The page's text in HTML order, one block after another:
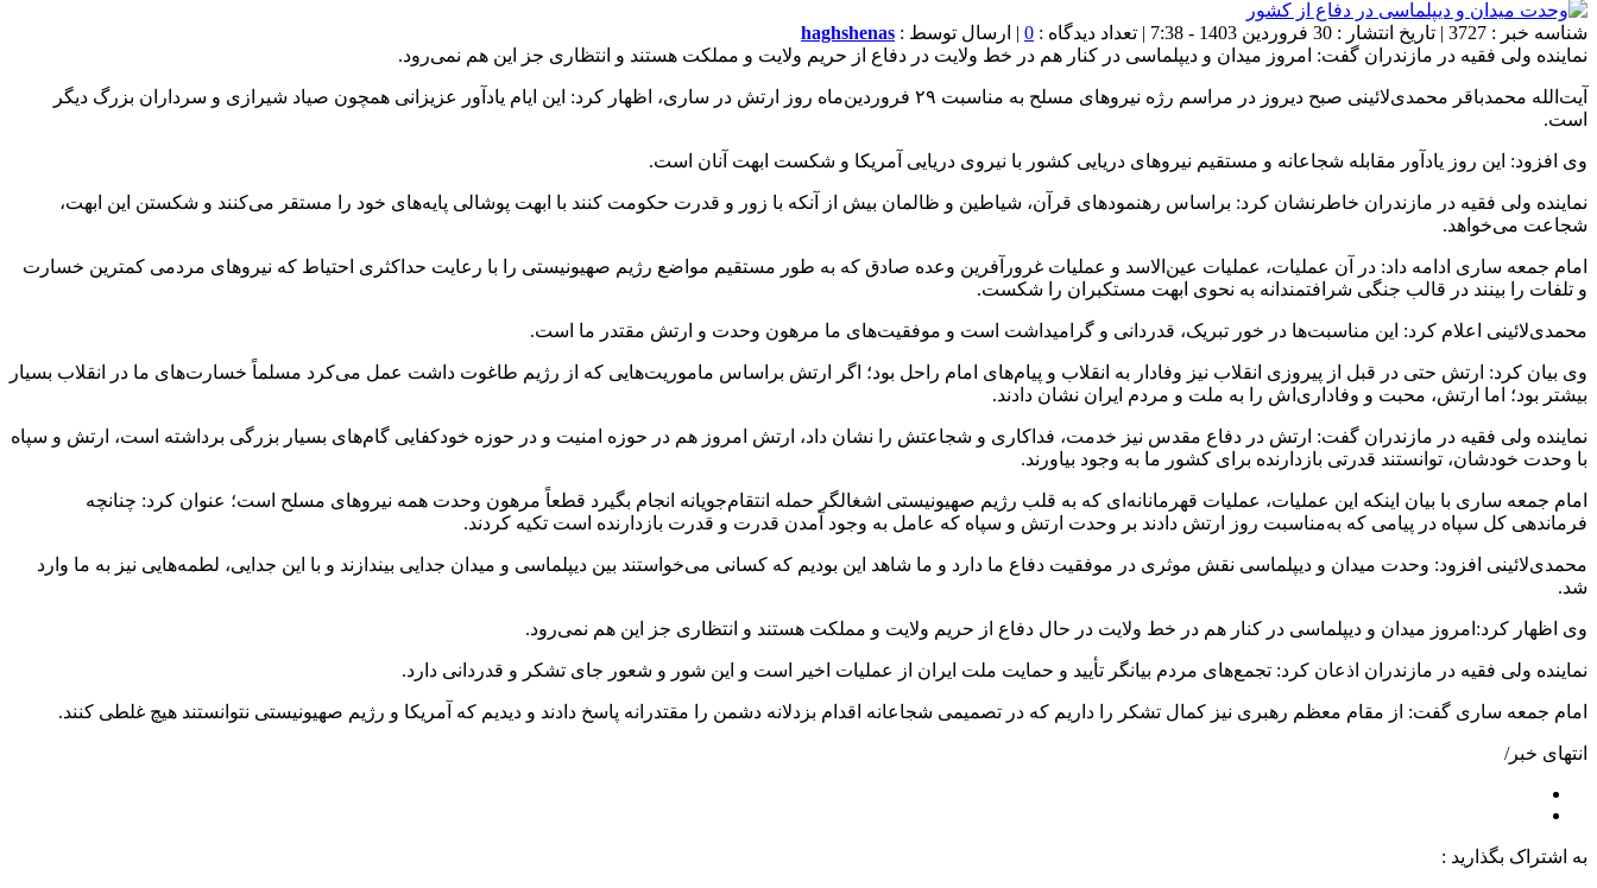
شناسه خبر : 3727 | تاریخ انتشار : 30 فروردین 1403 - 7:38 | تعداد دیدگاه : 0 | ارسال توسط : haghshenas
نماینده ولی‌ فقیه در مازندران گفت: امروز میدان و دیپلماسی در کنار هم در خط ولایت در دفاع از حریم ولایت و مملکت هستند و انتظاری جز این هم نمی‌رود.
آیت‌الله محمدباقر محمدی‌لائینی صبح دیروز در مراسم رژه نیروهای مسلح به مناسبت ۲۹ فروردین‌ماه روز ارتش در ساری، اظهار کرد: این ایام یادآور عزیزانی همچون صیاد شیرازی و سرداران بزرگ دیگر
است.
وی افزود: این روز یادآور مقابله شجاعانه و مستقیم نیروهای دریایی کشور با نیروی دریایی آمریکا و شکست ابهت آنان است.
نماینده ولی‌ فقیه در مازندران خاطرنشان کرد: براساس رهنمودهای قرآن، شیاطین و ظالمان بیش از آنکه با زور و قدرت حکومت کنند با ابهت پوشالی پایه‌های خود را مستقر می‌کنند و شکستن این ابهت،
شجاعت می‌خواهد.
امام جمعه ساری ادامه داد: در آن عملیات، عملیات عین‌الاسد و عملیات غرورآفرین وعده صادق که به طور مستقیم مواضع رژیم صهیونیستی را با رعایت حداکثری احتیاط که نیروهای مردمی کمترین خسارت
و تلفات را بینند در قالب جنگی شرافتمندانه به نحوی ابهت مستکبران را شکست.
محمدی‌لائینی اعلام کرد: این مناسبت‌ها در خور تبریک، قدردانی و گرامیداشت است و موفقیت‌های ما مرهون وحدت و ارتش مقتدر ما است.
وی بیان کرد: ارتش حتی در قبل از پیروزی انقلاب نیز وفادار به انقلاب و پیام‌های امام راحل بود؛ اگر ارتش براساس ماموریت‌هایی که از رژیم طاغوت داشت عمل می‌کرد مسلماً خسارت‌های ما در انقلاب بسیار
بیشتر بود؛ اما ارتش، محبت و وفاداری‌اش را به ملت و مردم ایران نشان دادند.
نماینده ولی‌ فقیه در مازندران گفت: ارتش در دفاع مقدس نیز خدمت، فداکاری و شجاعتش را نشان داد، ارتش امروز هم در حوزه امنیت و در حوزه خودکفایی گام‌های بسیار بزرگی برداشته است، ارتش و سپاه
با وحدت خودشان، توانستند قدرتی بازدارنده برای کشور ما به وجود بیاورند.
امام جمعه ساری با بیان اینکه این عملیات، عملیات قهرمانانه‌ای که به قلب رژیم صهیونیستی اشغالگر حمله انتقام‌جویانه انجام بگیرد قطعاً مرهون وحدت همه نیروهای مسلح است؛ عنوان کرد: چنانچه
فرماندهی کل سپاه در پیامی که به‌مناسبت روز ارتش دادند بر وحدت ارتش و سپاه که عامل به وجود آمدن قدرت و قدرت بازدارنده است تکیه کردند.
محمدی‌لائینی افزود: وحدت میدان و دیپلماسی نقش موثری در موفقیت دفاع ما دارد و ما شاهد این بودیم که کسانی می‌خواستند بین دیپلماسی و میدان جدایی بیندازند و با این جدایی، لطمه‌هایی نیز به ما وارد
شد.
وی اظهار کرد:امروز میدان و دیپلماسی در کنار هم در خط ولایت در حال دفاع از حریم ولایت و مملکت هستند و انتظاری جز این هم نمی‌رود.
نماینده ولی‌ فقیه در مازندران اذعان کرد: تجمع‌های مردم بیانگر تأیید و حمایت ملت ایران از عملیات اخیر است و این شور و شعور جای تشکر و قدردانی دارد.
امام جمعه ساری گفت: از مقام معظم رهبری نیز کمال تشکر را داریم که در تصمیمی شجاعانه اقدام بزدلانه دشمن را مقتدرانه پاسخ دادند و دیدیم که آمریکا و رژیم صهیونیستی نتوانستند هیچ غلطی کنند.
انتهای خبر/
به اشتراک بگذارید :